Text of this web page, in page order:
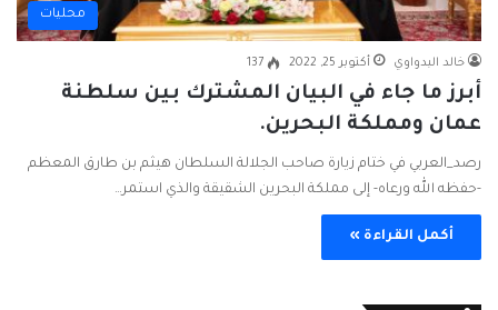
محليات
خالد البدواوي أكتوبر 25, 2022 137
أبرز ما جاء في البيان المشترك بين سلطنة
عمان ومملكة البحرين.
رصد_العربي في ختام زيارة صاحب الجلالة السلطان هيثم بن طارق المعظم
-حفظه الله ورعاه- إلى مملكة البحرين الشقيقة والذي استمر…
أكمل القراءة »